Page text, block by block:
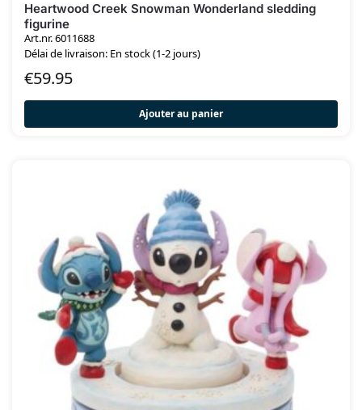
Heartwood Creek Snowman Wonderland sledding
figurine
Art.nr. 6011688
Délai de livraison: En stock (1-2 jours)
€59.95
Ajouter au panier